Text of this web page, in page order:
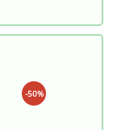
-50%